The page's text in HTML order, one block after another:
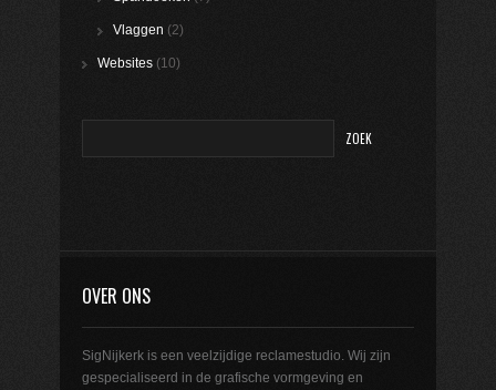
Vlaggen (2)
Websites (10)
OVER ONS
SigNijkerk is een veelzijdige reclamestudio. Wij zijn
gespecialiseerd in de grafische vormgeving en